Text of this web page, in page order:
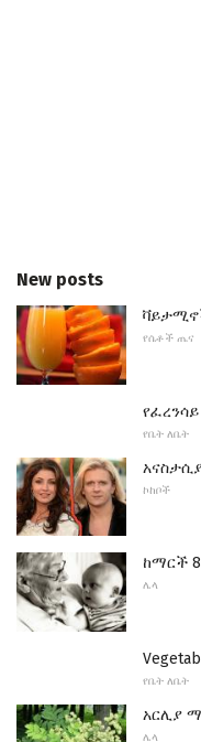
New posts
የሴቶች ጤና
የቤት ለቤት
ኮከቦች
ከማርች
ሌላ
የቤት ለቤት
አርሊያ
ሌላ